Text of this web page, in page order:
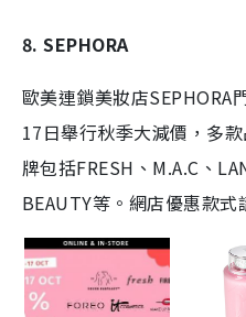
8. SEPHORA
歐美連鎖美妝店SEPHORA
17日舉行秋季大減價，多
牌包括FRESH、M.A.C、
BEAUTY等。網店優惠款式